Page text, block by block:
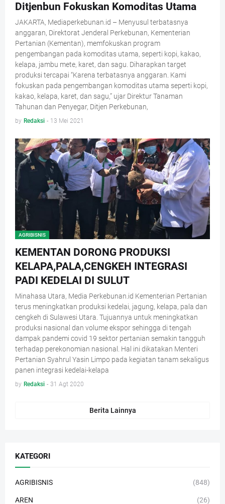
Ditjenbun Fokuskan Komoditas Utama
JAKARTA, Mediaperkebunan.id – Menyusul terbatasnya
anggaran, Direktorat Jenderal Perkebunan, Kementerian
Pertanian (Kementan), memfokuskan program
pengembangan pada komoditas utama, seperti kopi, kakao,
kelapa, jambu mete, karet, dan sagu. Diharapkan target
produksi tercapai “Karena terbatasnya anggaran. Kami
fokuskan pada pengembangan komoditas utama seperti kopi,
kakao, kelapa, karet, dan sagu,” ujar Direktur Tanaman
Tahunan dan Penyegar, Ditjen Perkebunan,
by Redaksi - 13 Mei 2021
AGRIBISNIS
KEMENTAN DORONG PRODUKSI
KELAPA,PALA,CENGKEH INTEGRASI
PADI KEDELAI DI SULUT
Minahasa Utara, Media Perkebunan.id Kementerian Pertanian
terus meningkatkan produksi kedelai, jagung, kelapa, pala dan
cengkeh di Sulawesi Utara. Tujuannya untuk meningkatkan
produksi nasional dan volume ekspor sehingga di tengah
dampak pandemi covid 19 sektor pertanian semakin tangguh
terhadap perekonomian nasional. Hal ini dikatakan Menteri
Pertanian Syahrul Yasin Limpo pada kegiatan tanam sekaligus
panen integrasi kedelai-kelapa
by Redaksi - 31 Agt 2020
Berita Lainnya
KATEGORI
AGRIBISNIS (848)
AREN (26)